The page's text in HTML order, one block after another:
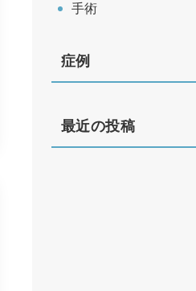
手術
症例
最近の投稿